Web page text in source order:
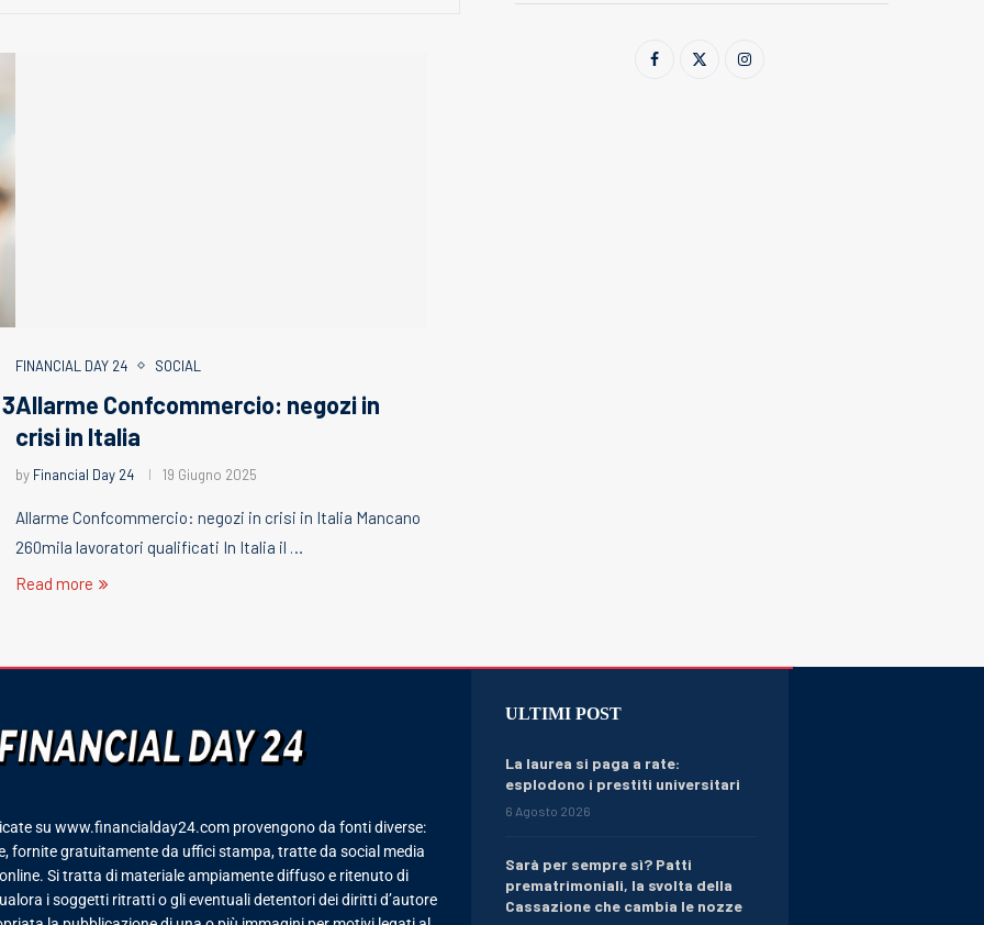
FINANCIAL DAY 24 SOCIAL
Allarme Confcommercio: negozi in
crisi in Italia
by Financial Day 24 19 Giugno 2025
Allarme Confcommercio: negozi in crisi in Italia Mancano
260mila lavoratori qualificati In Italia il …
Read more
su www.financialday24.com provengono da fonti diverse:
fornite gratuitamente da uffici stampa, tratte da social media
Si tratta di materiale ampiamente diffuso e ritenuto di
i soggetti ritratti o gli eventuali detentori dei diritti d’autore
ULTIMI POST
La laurea si paga a rate:
esplodono i prestiti universitari
6 Agosto 2026
Sarà per sempre sì? Patti
prematrimoniali, la svolta della
Cassazione che cambia le nozze